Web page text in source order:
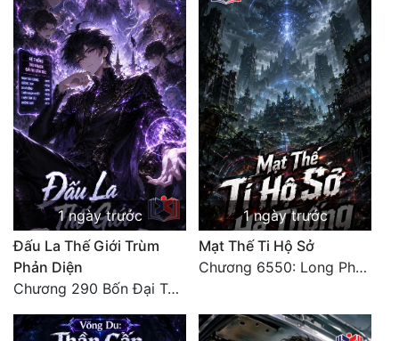
Sảng Văn
Sắc
Sủng
Thanh Xuân
Tiên Hiệp
Tiểu Thuyết
Trinh Thám
Triều Đấu
Trùng Sinh
Trọng Sinh
1 ngày trước
Đấu La Thế Giới Trùm
Phản Diện
Chương 290 Bốn Đại Tông Môn Đơn Thuộc Tính Vô Cùng Thê Lương
1 ngày trước
Mạt Thế Ti Hộ Sở
Chương 6550: Long Phượng Thần Trận